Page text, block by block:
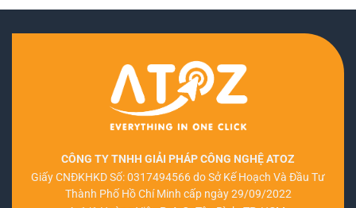
CÔNG TY TNHH GIẢI PHÁP CÔNG NGHỆ ATOZ
Giấy CNĐKHKD Số: 0317494566 do Sở Kế Hoạch Và Đầu Tư
Thành Phố Hồ Chí Minh cấp ngày 29/09/2022